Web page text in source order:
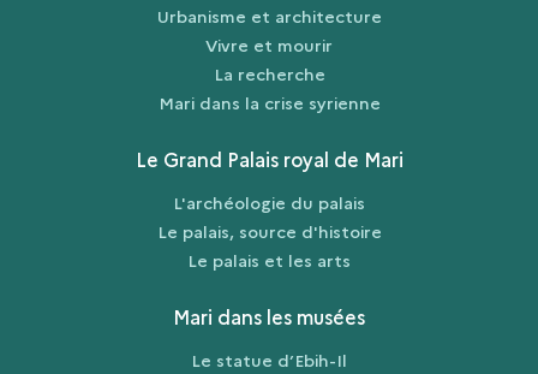
Urbanisme et architecture
Vivre et mourir
La recherche
Mari dans la crise syrienne
Le Grand Palais royal de Mari
L'archéologie du palais
Le palais, source d'histoire
Le palais et les arts
Mari dans les musées
Le statue d’Ebih-Il